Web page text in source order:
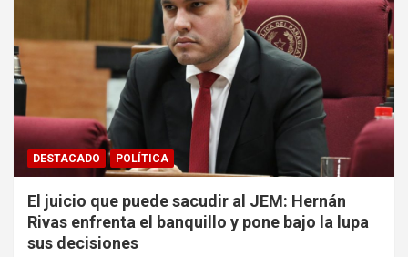
DESTACADO POLÍTICA
El juicio que puede sacudir al JEM: Hernán
Rivas enfrenta el banquillo y pone bajo la lupa
sus decisiones